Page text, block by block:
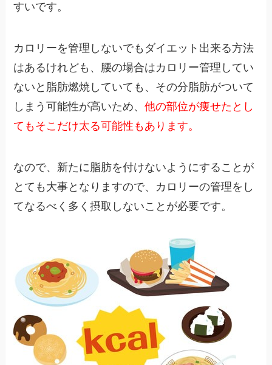
すいです。
カロリーを管理しないでもダイエット出来る方法
はあるけれども、腰の場合はカロリー管理してい
ないと脂肪燃焼していても、その分脂肪がついて
しまう可能性が高いため、他の部位が痩せたとし
てもそこだけ太る可能性もあります。
なので、新たに脂肪を付けないようにすることが
とても大事となりますので、カロリーの管理をし
てなるべく多く摂取しないことが必要です。